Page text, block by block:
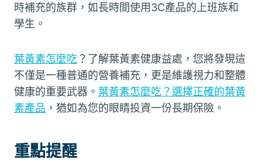
時補充的族群，如長時間使用3C產品的上班族和
學生。
葉黃素怎麼吃？了解葉黃素健康益處，您將發現這
不僅是一種普通的營養補充，更是維護視力和整體
健康的重要武器。 葉黃素怎麼吃？選擇正確的葉黃
素產品 ，猶如為您的眼睛投資一份長期保險。
重點提醒